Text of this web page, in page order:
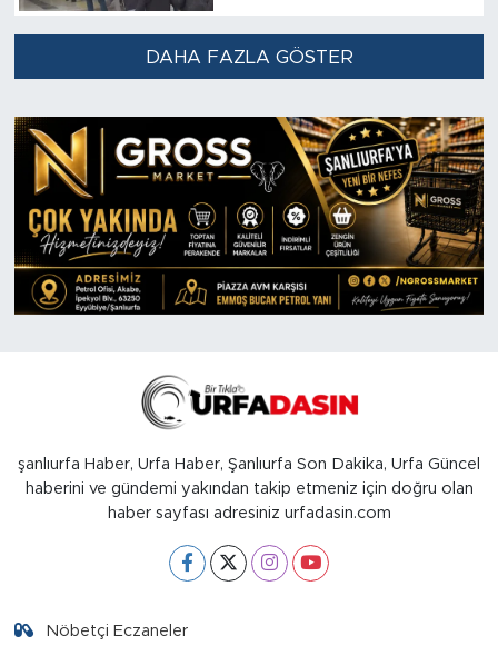
hakkında hapis cezası veya
yakalama kararı bulunan 272 kişi
DAHA FAZLA GÖSTER
şanlıurfa Haber, Urfa Haber, Şanlıurfa Son Dakika, Urfa Güncel
haberini ve gündemi yakından takip etmeniz için doğru olan
haber sayfası adresiniz urfadasin.com
Nöbetçi Eczaneler